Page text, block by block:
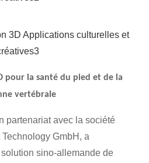
pour la santé du pied et de la
vertébrale
partenariat avec la société
GmbH, a
sino-allemande de